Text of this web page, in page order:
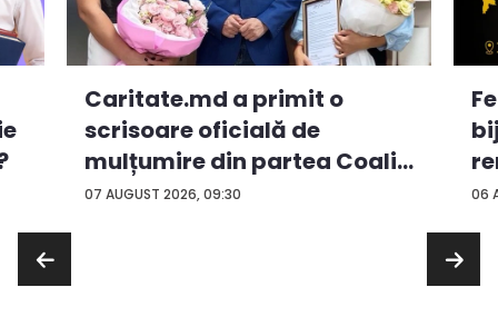
07 AUGUST 2026, 09:30
Caritate.md a primit o
scrisoare oficială de
mulțumire din partea Coali...
06
...